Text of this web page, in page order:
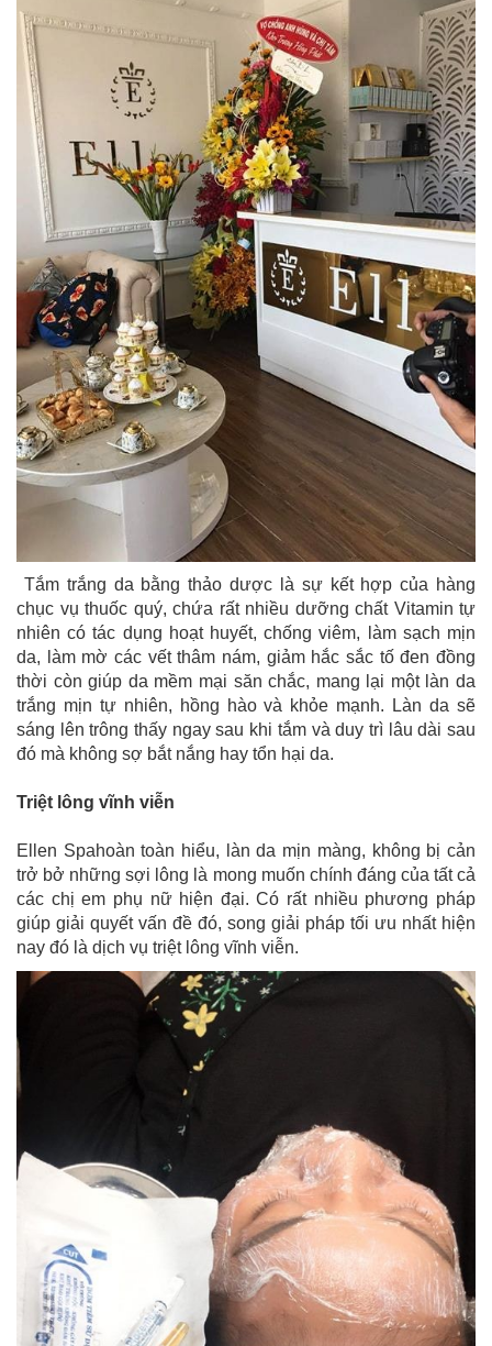
Tắm trắng da bằng thảo dược là sự kết hợp của hàng
chục vụ thuốc quý, chứa rất nhiều dưỡng chất Vitamin tự
nhiên có tác dụng hoạt huyết, chống viêm, làm sạch mịn
da, làm mờ các vết thâm nám, giảm hắc sắc tố đen đồng
thời còn giúp da mềm mại săn chắc, mang lại một làn da
trắng mịn tự nhiên, hồng hào và khỏe mạnh. Làn da sẽ
sáng lên trông thấy ngay sau khi tắm và duy trì lâu dài sau
đó mà không sợ bắt nắng hay tổn hại da.
Triệt lông vĩnh viễn
Ellen Spahoàn toàn hiểu, làn da mịn màng, không bị cản
trở bở những sợi lông là mong muốn chính đáng của tất cả
các chị em phụ nữ hiện đại. Có rất nhiều phương pháp
giúp giải quyết vấn đề đó, song giải pháp tối ưu nhất hiện
nay đó là dịch vụ triệt lông vĩnh viễn.